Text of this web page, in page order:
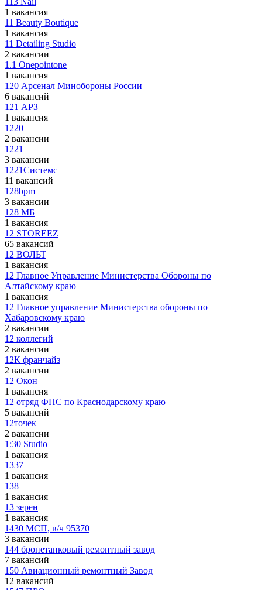
1 вакансия
11 Beauty Boutique
1 вакансия
11 Detailing Studio
2 вакансии
1.1 Onepointone
1 вакансия
120 Арсенал Минобороны России
6 вакансий
121 АРЗ
1 вакансия
1220
2 вакансии
1221
3 вакансии
1221Системс
11 вакансий
128bpm
3 вакансии
128 МБ
1 вакансия
12 STOREEZ
65 вакансий
12 ВОЛЬТ
1 вакансия
12 Главное Управление Министерства Обороны по
Алтайскому краю
1 вакансия
12 Главное управление Министерства обороны по
Хабаровскому краю
2 вакансии
12 коллегий
2 вакансии
12К франчайз
2 вакансии
12 Окон
1 вакансия
12 отряд ФПС по Краснодарскому краю
5 вакансий
12точек
2 вакансии
1:30 Studio
1 вакансия
1337
1 вакансия
138
1 вакансия
13 зерен
1 вакансия
1430 МСП, в/ч 95370
3 вакансии
144 бронетанковый ремонтный завод
7 вакансий
150 Авиационный ремонтный Завод
12 вакансий